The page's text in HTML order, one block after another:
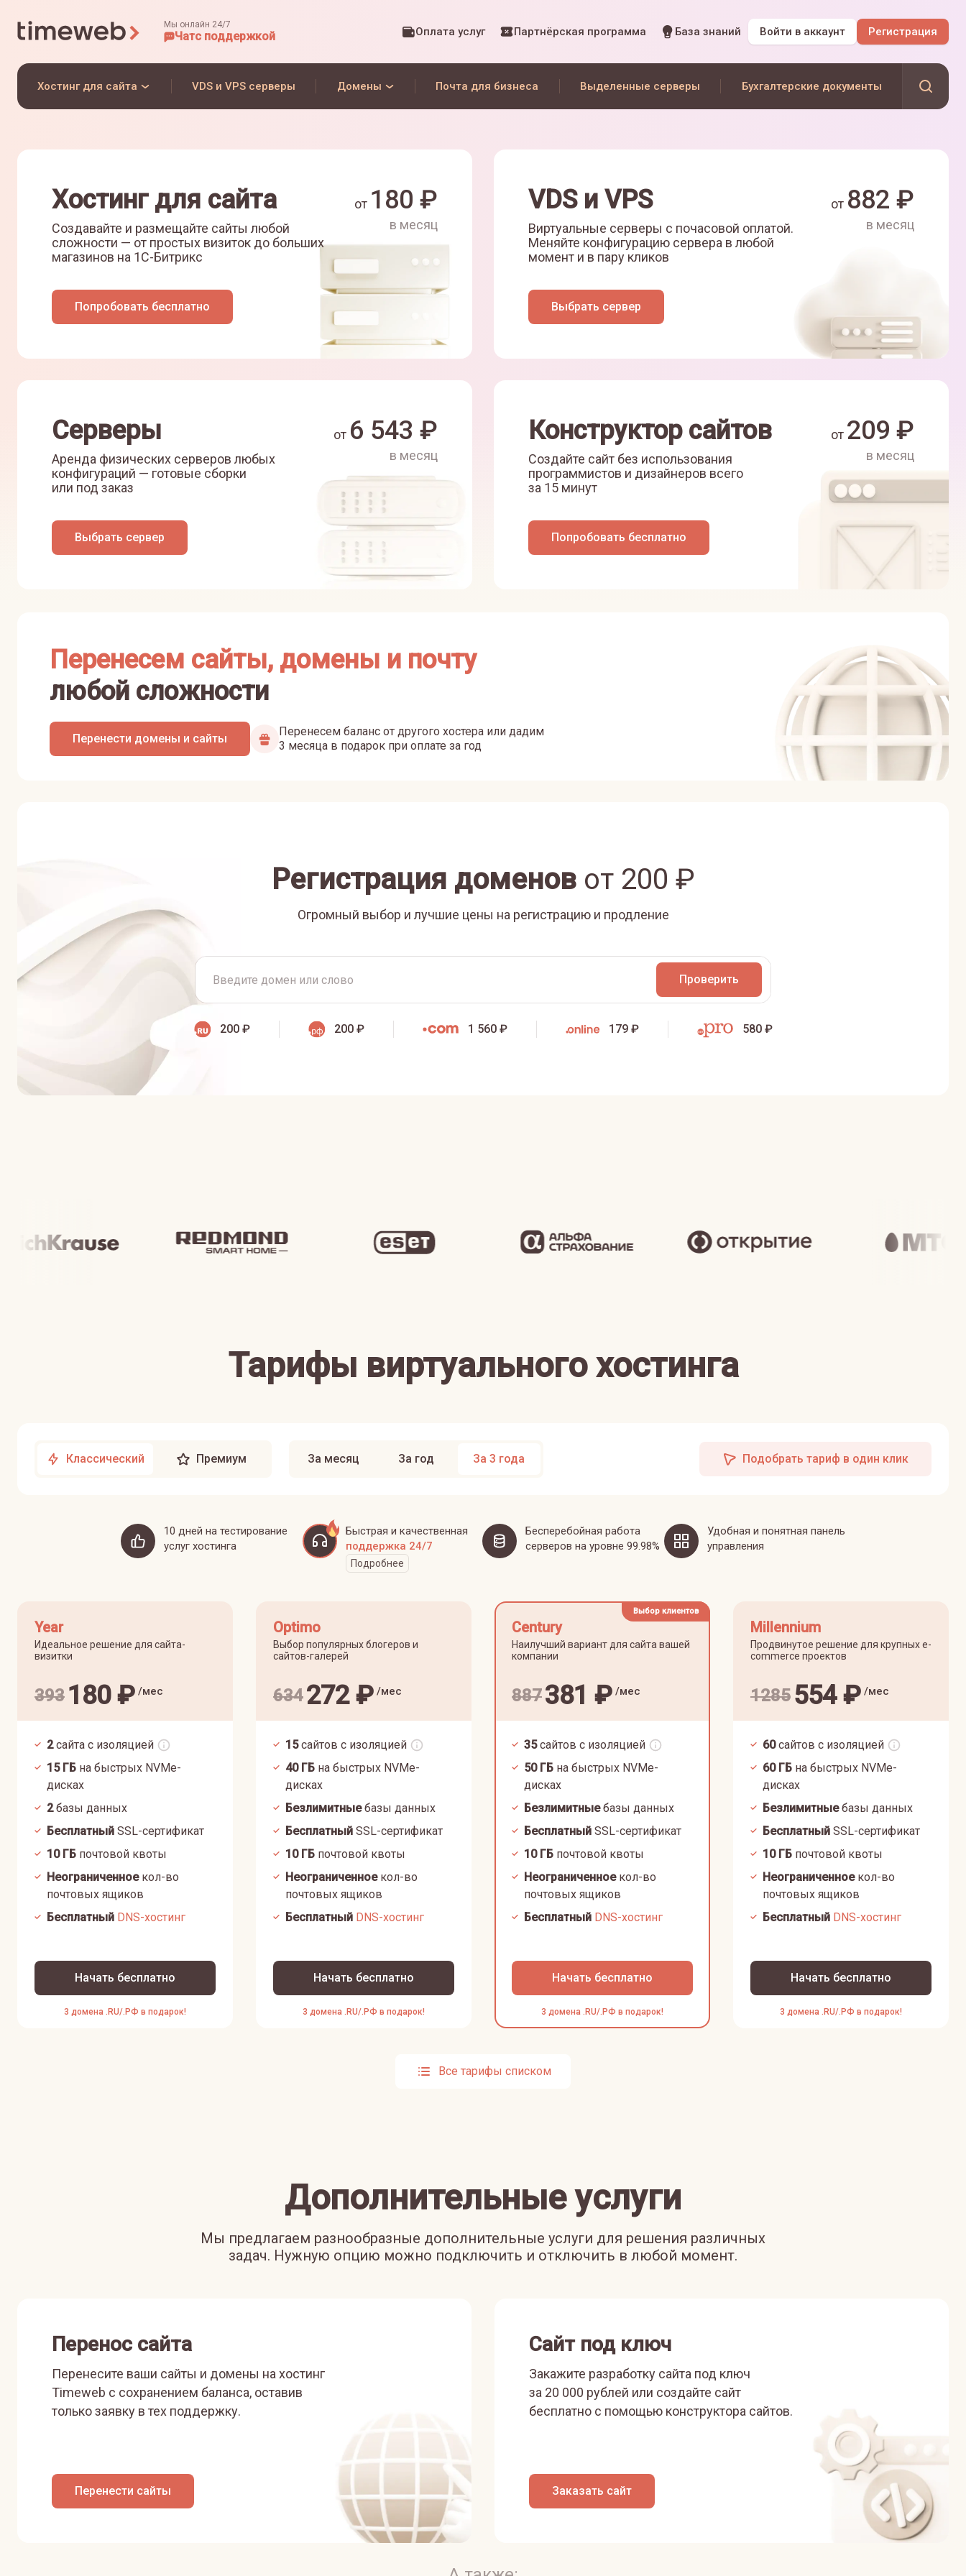
Мы онлайн 24/7
Чатс поддержкой Оплата услуг Партнёрская программа База знаний Войти в аккаунт Регистрация
Хостинг для сайта VDS и VPS серверы Домены Почта для бизнеса Выделенные серверы Бухгалтерские документы
Хостинг для сайта
Создавайте и размещайте сайты любой
сложности — от простых визиток до больших
магазинов на 1С-Битрикс
Попробовать бесплатно
от 180 ₽
в месяц
VDS и VPS
Виртуальные серверы с почасовой оплатой.
Меняйте конфигурацию сервера в любой
момент и в пару кликов
Выбрать сервер
от 882 ₽
в месяц
Серверы
Аренда физических серверов любых
конфигураций — готовые сборки
или под заказ
Выбрать сервер
от 6 543 ₽
в месяц
Конструктор сайтов
Создайте сайт без использования
программистов и дизайнеров всего
за 15 минут
Попробовать бесплатно
от 209 ₽
в месяц
Перенесем сайты, домены и почту
любой сложности
Перенести домены и сайты
Перенесем баланс от другого хостера или дадим
3 месяца в подарок при оплате за год
Регистрация доменов от 200 ₽
Огромный выбор и лучшие цены на регистрацию и продление
Проверить
200 ₽ 200 ₽ 1 560 ₽ 179 ₽ 580 ₽
Тарифы виртуального хостинга
Классический Премиум За месяц За год За 3 года Подобрать тариф в один клик
10 дней на тестирование
услуг хостинга
Быстрая и качественная
поддержка 24/7
Подробнее
Бесперебойная работа
серверов на уровне 99.98%
Удобная и понятная панель
управления
Year
Идеальное решение для сайта-
визитки
393 180₽ /мес
2 сайта с изоляцией
15ГБ на быстрых NVMe-
дисках
2базы данных
Бесплатный SSL-сертификат
10ГБ почтовой квоты
Неограниченноекол-во
почтовых ящиков
Бесплатный DNS-хостинг
Начать бесплатно
3 домена .RU/.РФ в подарок!
Optimo
Выбор популярных блогеров и
сайтов-галерей
634272₽ /мес
15 сайтов с изоляцией
40ГБ на быстрых NVMe-
дисках
Безлимитныебазы данных
Бесплатный SSL-сертификат
10ГБ почтовой квоты
Неограниченноекол-во
почтовых ящиков
Бесплатный DNS-хостинг
Начать бесплатно
3 домена .RU/.РФ в подарок!
Выбор клиентов
Century
Наилучший вариант для сайта вашей
компании
887381 ₽ /мес
35 сайтов с изоляцией
50ГБ на быстрых NVMe-
дисках
Безлимитныебазы данных
Бесплатный SSL-сертификат
10ГБ почтовой квоты
Неограниченноекол-во
почтовых ящиков
Бесплатный DNS-хостинг
Начать бесплатно
3 домена .RU/.РФ в подарок!
Millennium
Продвинутое решение для крупных e-
commerce проектов
1285 554₽ /мес
60 сайтов с изоляцией
60ГБ на быстрых NVMe-
дисках
Безлимитныебазы данных
Бесплатный SSL-сертификат
10ГБ почтовой квоты
Неограниченноекол-во
почтовых ящиков
Бесплатный DNS-хостинг
Начать бесплатно
3 домена .RU/.РФ в подарок!
Все тарифы списком
Дополнительные услуги
Мы предлагаем разнообразные дополнительные услуги для решения различных
задач. Нужную опцию можно подключить и отключить в любой момент.
Перенос сайта
Перенесите ваши сайты и домены на хостинг
Timeweb с сохранением баланса, оставив
только заявку в тех поддержку.
Перенести сайты
Сайт под ключ
Закажите разработку сайта под ключ
за 20 000 рублей или создайте сайт
бесплатно с помощью конструктора сайтов.
Заказать сайт